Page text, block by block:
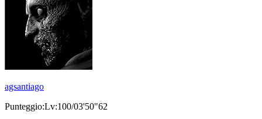
agsantiago
Punteggio:Lv:100/03'50"62